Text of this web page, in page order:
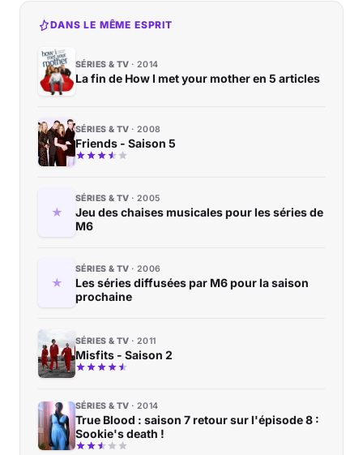
DANS LE MÊME ESPRIT
SÉRIES & TV 2014
La fin de How I met your mother en 5 articles
SÉRIES & TV 2008
Friends - Saison 5
SÉRIES & TV 2005
Jeu des chaises musicales pour les séries de
M6
SÉRIES & TV 2006
Les séries diffusées par M6 pour la saison
prochaine
SÉRIES & TV 2011
Misfits - Saison 2
SÉRIES & TV 2014
True Blood : saison 7 retour sur l'épisode 8 :
Sookie's death !